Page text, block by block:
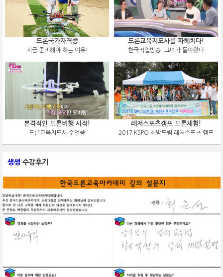
드론국가자격증
지금 준비해야 하는 이유!
드론교육지도사를 파헤치다!
한국직업방송_그녀가 돌아왔다
본격적인 드론비행 시작!
드론교육지도사 수업중
레저스포츠캠프 드론체험!
2017 KSPO 희망드림 레처스포츠 캠프
생생 수강후기